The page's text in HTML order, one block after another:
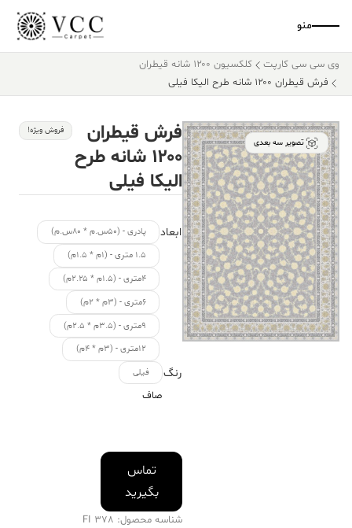
منو
وی سی سی کارپت
کلکسیون ۱۲۰۰ شانه قیطران
فرش قیطران ۱۲۰۰ شانه طرح الیکا فیلی
تصویر سه بعدی
فرش قیطران
۱۲۰۰ شانه طرح
الیکا فیلی
فروش ویژه!
ابعاد
پادری - (۵۰س.م * ۸۰س.م)
۱.۵ متری - (۱م * ۱.۵م)
۴متری - (۱.۵م * ۲.۲۵م)
۶متری - (۳م * ۲م)
۹متری - (۳.۵م * ۲.۵م)
۱۲متری - (۳م * ۴م)
رنگ فیلی
صاف
تماس
بگیرید
شناسه محصول: 378 FI